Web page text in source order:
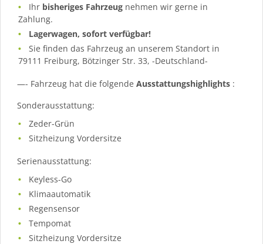
Ihr bisheriges Fahrzeug nehmen wir gerne in
Zahlung.
Lagerwagen, sofort verfügbar!
Sie finden das Fahrzeug an unserem Standort in
79111 Freiburg, Bötzinger Str. 33, -Deutschland-
—- Fahrzeug hat die folgende Ausstattungshighlights :
Sonderausstattung:
Zeder-Grün
Sitzheizung Vordersitze
Serienausstattung:
Keyless-Go
Klimaautomatik
Regensensor
Tempomat
Sitzheizung Vordersitze